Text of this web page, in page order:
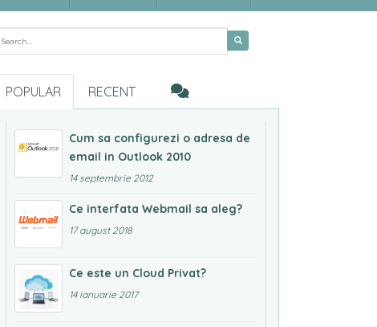
for:
POPULAR RECENT
Cum sa configurezi o adresa de
email in Outlook 2010
14 septembrie 2012
Ce interfata Webmail sa aleg?
17 august 2018
Ce este un Cloud Privat?
14 ianuarie 2017